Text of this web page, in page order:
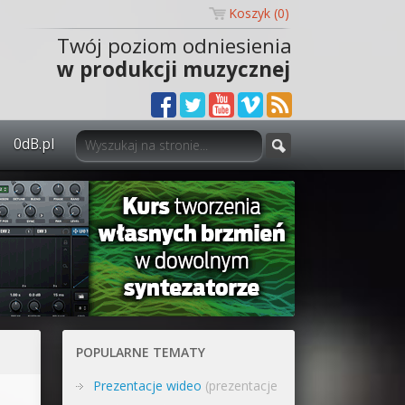
Koszyk (0)
Twój poziom odniesienia
w produkcji muzycznej
0dB.pl
0dB.pl - informacje
Newsletter
Materiały dla mediów
Archiwum aktualności
POPULARNE TEMATY
Prezentacje wideo (prezentacje